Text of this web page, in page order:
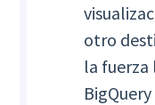
otro
la fuerza